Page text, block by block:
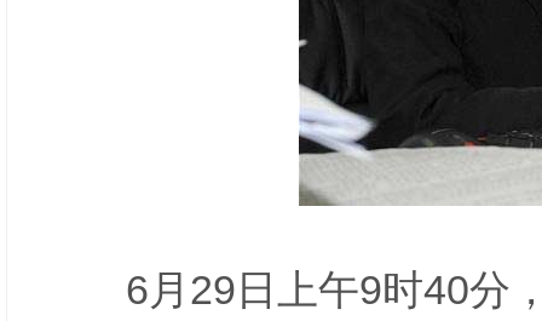
6月29日上午9时40分，